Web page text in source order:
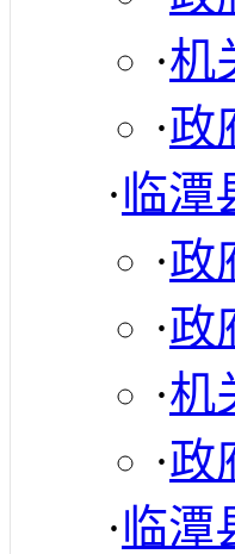
·机
·政
·临潭
·政
·政
·机
·政
·临潭